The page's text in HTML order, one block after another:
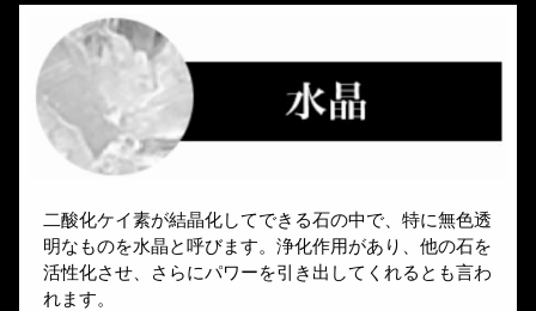
二酸化ケイ素が結晶化してできる石の中で、特に無色透
明なものを水晶と呼びます。浄化作用があり、他の石を
活性化させ、さらにパワーを引き出してくれるとも言わ
れます。